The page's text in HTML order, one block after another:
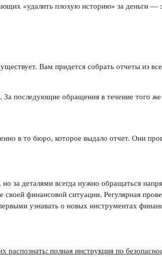
«удалить плохую историю» за деньги —
Вам придется собрать отчеты из
последующие обращения в течение того же
в то бюро, которое выдало отчет. Они
за деталями всегда нужно обращаться
финансовой ситуации. Регулярная
узнавать о новых инструментах
полная инструкция по